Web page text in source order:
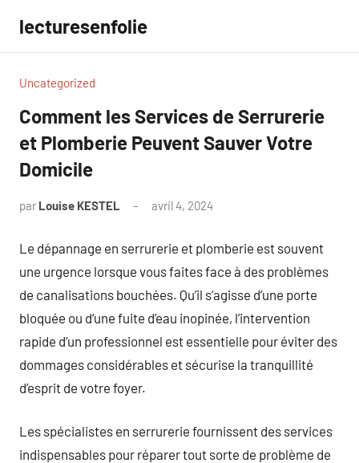
contenu
lecturesenfolie
Uncategorized
Comment les Services de Serrurerie
et Plomberie Peuvent Sauver Votre
Domicile
par Louise KESTEL avril 4, 2024
Le dépannage en serrurerie et plomberie est souvent
une urgence lorsque vous faites face à des problèmes
de canalisations bouchées. Qu’il s’agisse d’une porte
bloquée ou d’une fuite d’eau inopinée, l’intervention
rapide d’un professionnel est essentielle pour éviter des
dommages considérables et sécurise la tranquillité
d’esprit de votre foyer.
Les spécialistes en serrurerie fournissent des services
indispensables pour réparer tout sorte de problème de